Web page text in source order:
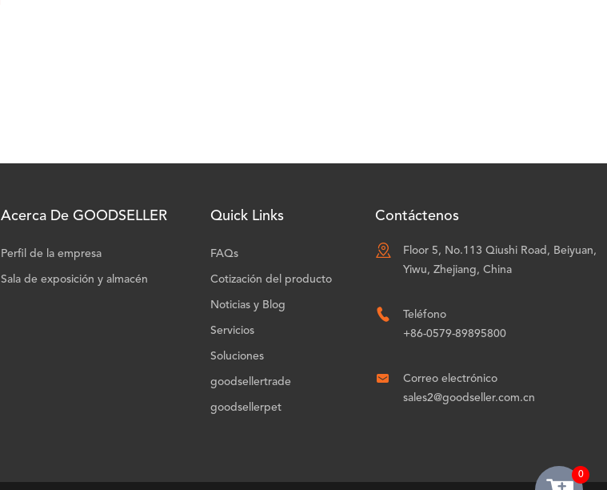
Acerca De GOODSELLER
Perfil de la empresa
Sala de exposición y almacén
Quick Links
FAQs
Cotización del producto
Noticias y Blog
Servicios
Soluciones
goodsellertrade
goodsellerpet
Contáctenos

Floor 5, No.113 Qiushi Road, Beiyuan,
Yiwu, Zhejiang, China

Teléfono
+86-0579-89895800

Correo electrónico
sales2@goodseller.com.cn
0